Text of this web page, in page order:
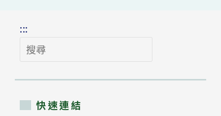
:::
搜
尋
快速連結